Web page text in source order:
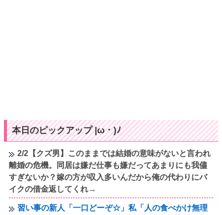
本日のピックアップ |ω・)ﾉ
2/2【クズ男】このままでは結婚の意味がないと言われ
離婚の危機。同居は嫌だ仕事も嫌だってあまりにも我儘
すぎないか？嫁の方が収入多いんだから俺の代わりにバ
イクの借金返してくれ→
習い事の新人「一口どーぞ☆」私「人の食べかけ無理